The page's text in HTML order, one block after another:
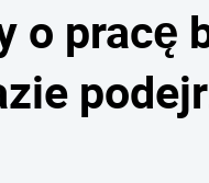
o pracę